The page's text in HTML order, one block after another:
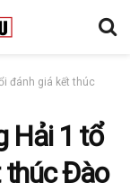
đánh giá kết thúc
Hải 1 tổ
thúc Đào